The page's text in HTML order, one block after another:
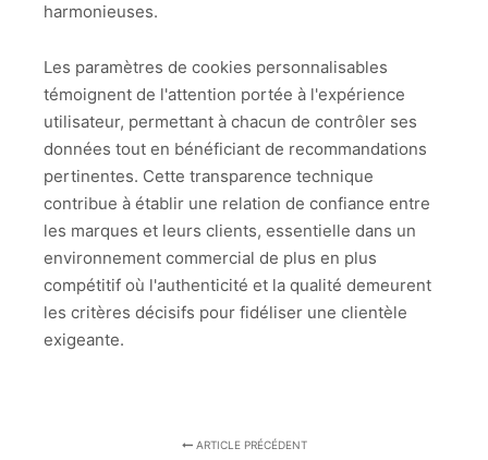
harmonieuses.
Les paramètres de cookies personnalisables
témoignent de l'attention portée à l'expérience
utilisateur, permettant à chacun de contrôler ses
données tout en bénéficiant de recommandations
pertinentes. Cette transparence technique
contribue à établir une relation de confiance entre
les marques et leurs clients, essentielle dans un
environnement commercial de plus en plus
compétitif où l'authenticité et la qualité demeurent
les critères décisifs pour fidéliser une clientèle
exigeante.
ARTICLE PRÉCÉDENT